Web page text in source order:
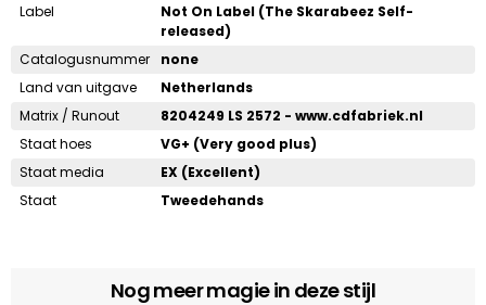
Label
Not On Label (The Skarabeez Self-
released)
Catalogusnummer
none
Land van uitgave
Netherlands
Matrix / Runout
8204249 LS 2572 - www.cdfabriek.nl
Staat hoes
VG+ (Very good plus)
Staat media
EX (Excellent)
Staat
Tweedehands
Nog meer magie in deze stijl